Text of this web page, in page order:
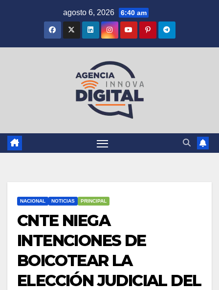
agosto 6, 2026 6:40 am
NACIONAL NOTICIAS PRINCIPAL
CNTE NIEGA
INTENCIONES DE
BOICOTEAR LA
ELECCIÓN JUDICIAL DEL